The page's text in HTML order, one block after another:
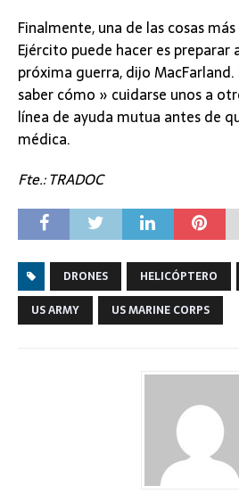
Finalmente, una de las cosas
Ejército puede hacer es preparar
próxima guerra, dijo
saber cómo » cuidarse unos a
línea de ayuda mutua antes de
médica.
Fte.: TRADOC
DRONES HELICÓPTERO
US ARMY
US MARINE CORPS